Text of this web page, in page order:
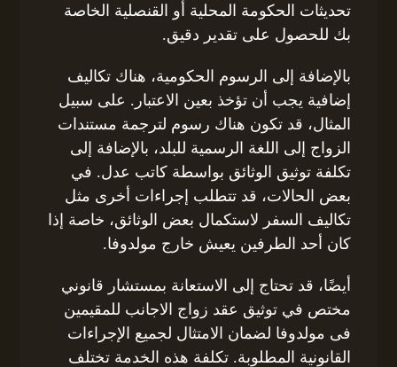
تحديثات الحكومة المحلية أو القنصلية الخاصة
بك للحصول على تقدير دقيق.
بالإضافة إلى الرسوم الحكومية، هناك تكاليف
إضافية يجب أن تؤخذ بعين الاعتبار. على سبيل
المثال، قد تكون هناك رسوم لترجمة مستندات
الزواج إلى اللغة الرسمية للبلد، بالإضافة إلى
تكلفة توثيق الوثائق بواسطة كاتب عدل. في
بعض الحالات، قد تتطلب إجراءات أخرى مثل
تكاليف السفر لاستكمال بعض الوثائق، خاصة إذا
كان أحد الطرفين يعيش خارج مولدوفا.
أيضًا، قد تحتاج إلى الاستعانة بمستشار قانوني
مختص في توثيق عقد زواج الاجانب للمقيمين
فى مولدوفا لضمان الامتثال لجميع الإجراءات
القانونية المطلوبة. تكلفة هذه الخدمة تختلف